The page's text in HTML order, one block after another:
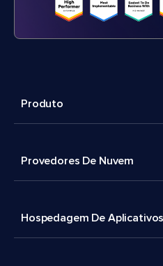
Produto
Provedores De Nuvem
Hospedagem De Aplicativos